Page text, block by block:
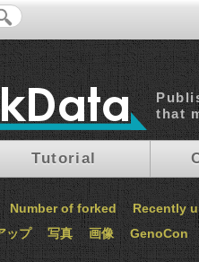
that
Tutorial
Number of forked Recently
ップ 写真 画像 GenoCon